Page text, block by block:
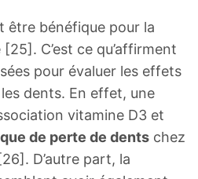
être bénéfique pour la
C’est ce qu’affirment
pour évaluer les effets
dents. En effet, une
vitamine D3 et
de perte de dents chez
D’autre part, la